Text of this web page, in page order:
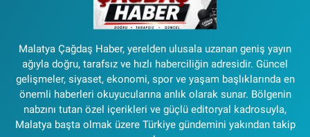
Malatya Çağdaş Haber, yerelden ulusala uzanan geniş yayın
ağıyla doğru, tarafsız ve hızlı haberciliğin adresidir. Güncel
gelişmeler, siyaset, ekonomi, spor ve yaşam başlıklarında en
önemli haberleri okuyucularına anlık olarak sunar. Bölgenin
nabzını tutan özel içerikleri ve güçlü editoryal kadrosuyla,
Malatya başta olmak üzere Türkiye gündemini yakından takip